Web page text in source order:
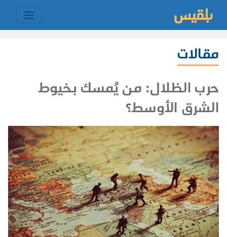
مقالات
حرب الظلال: من يُمسك بخيوط
الشرق الأوسط؟